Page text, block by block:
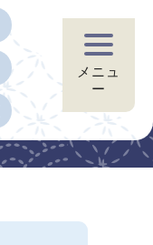
メニュ
ー